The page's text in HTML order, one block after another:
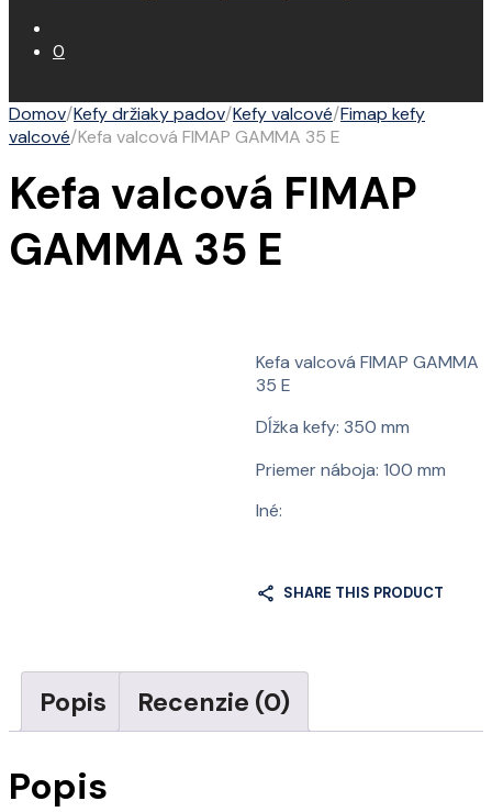
0
Domov/Kefy držiaky padov/Kefy valcové/Fimap kefy
valcové/Kefa valcová FIMAP GAMMA 35 E
Kefa valcová FIMAP
GAMMA 35 E
Kefa valcová FIMAP GAMMA
35 E
Dĺžka kefy: 350 mm
Priemer náboja: 100 mm
Iné:
SHARE THIS PRODUCT
Popis Recenzie (0)
Popis